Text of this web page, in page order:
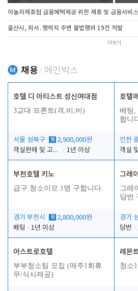
야놀자제휴점 금융혜택제공 위한 제휴 및 금융서비스
울산시, 피서․행락지 주변 불법행위 19건 적발
더보기
채용 메인박스
호텔 디 아티스트 성신여대점
3교대 프론트(격,비,비)
서울 성북구 월 2,900,000원
객실판매 및 고객응대
1년 이상
호텔
베팅,
합니
인천
객실
부천호텔 키노
급구 청소이모 1명 구합니다.
경기 부천시 월 2,800,000원
베팅
1년 이상
그레
그레
당번
경기
당번
아스트로호텔
부부청소팀 모집 (매주1회휴
무/식사제공)
레몬
청소